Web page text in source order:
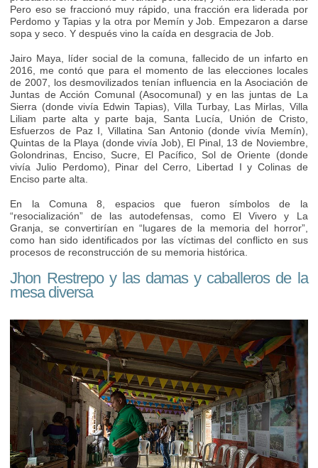
Pero eso se fraccionó muy rápido, una fracción era liderada por
Perdomo y Tapias y la otra por Memín y Job. Empezaron a darse
sopa y seco. Y después vino la caída en desgracia de Job.
Jairo Maya, líder social de la comuna, fallecido de un infarto en
2016, me contó que para el momento de las elecciones locales
de 2007, los desmovilizados tenían influencia en la Asociación de
Juntas de Acción Comunal (Asocomunal) y en las juntas de La
Sierra (donde vivía Edwin Tapias), Villa Turbay, Las Mirlas, Villa
Liliam parte alta y parte baja, Santa Lucía, Unión de Cristo,
Esfuerzos de Paz I, Villatina San Antonio (donde vivía Memín),
Quintas de la Playa (donde vivía Job), El Pinal, 13 de Noviembre,
Golondrinas, Enciso, Sucre, El Pacífico, Sol de Oriente (donde
vivía Julio Perdomo), Pinar del Cerro, Libertad I y Colinas de
Enciso parte alta.
En la Comuna 8, espacios que fueron símbolos de la
“resocialización” de las autodefensas, como El Vivero y La
Granja, se convertirían en “lugares de la memoria del horror”,
como han sido identificados por las víctimas del conflicto en sus
procesos de reconstrucción de su memoria histórica.
Jhon Restrepo y las damas y caballeros de la
mesa diversa